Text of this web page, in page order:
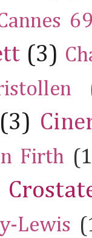
(3)
(3)
Firth
Lewis